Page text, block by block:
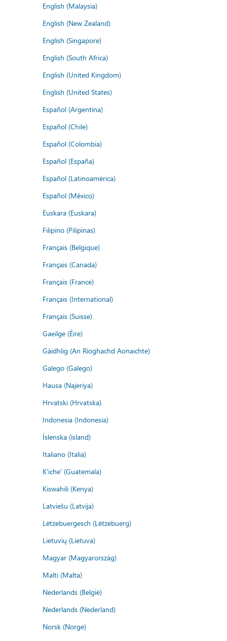
English (Malaysia)
English (New Zealand)
English (Singapore)
English (South Africa)
English (United Kingdom)
English (United States)
Español (Argentina)
Español (Chile)
Español (Colombia)
Español (España)
Español (Latinoamérica)
Español (México)
Euskara (Euskara)
Filipino (Pilipinas)
Français (Belgique)
Français (Canada)
Français (France)
Français (International)
Français (Suisse)
Gaeilge (Éire)
Gàidhlig (An Rìoghachd Aonaichte)
Galego (Galego)
Hausa (Najeriya)
Hrvatski (Hrvatska)
Indonesia (Indonesia)
Íslenska (ísland)
Italiano (Italia)
K'iche' (Guatemala)
Kiswahili (Kenya)
Latviešu (Latvija)
Lëtzebuergesch (Lëtzebuerg)
Lietuvių (Lietuva)
Magyar (Magyarország)
Malti (Malta)
Nederlands (België)
Nederlands (Nederland)
Norsk (Norge)